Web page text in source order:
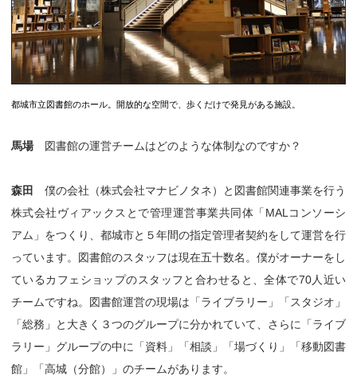
都城市立図書館のホール。開放的な空間で、歩くだけで発見がある施設。
馬場図書館の運営チームはどのような体制なのですか？
森田
僕の会社（株式会社マナビノタネ）と図書館関連事業を行う
株式会社ヴィアックスとで管理運営事業共同体「MALコンソーシ
アム」をつくり、都城市と５年間の指定管理者契約をして運営を行
っています。図書館のスタッフは現在五十数名。僕がオーナーをし
ているカフェショップのスタッフと合わせると、全体で70人近い
チームですね。図書館運営の現場は「ライブラリー」「スタジオ」
「総務」と大きく３つのグループに分かれていて、さらに「ライブ
ラリー」グループの中に「資料」「相談」「場づくり」「移動図書
館」「高城（分館）」のチームがあります。